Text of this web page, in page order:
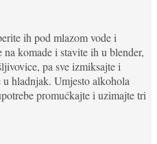
ih pod mlazom vode i
komade i stavite ih u blender,
pa sve izmiksajte i
hladnjak. Umjesto alkohola
promućkajte i uzimajte tri